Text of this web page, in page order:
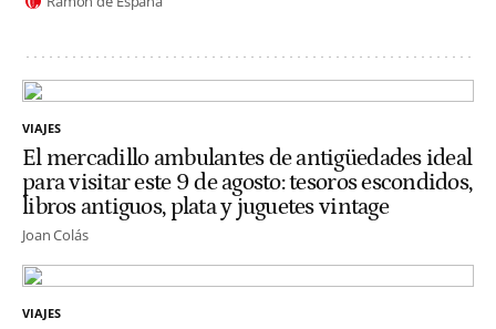
VIAJES
El mercadillo ambulantes de antigüedades ideal
para visitar este 9 de agosto: tesoros escondidos,
libros antiguos, plata y juguetes vintage
Joan Colás
VIAJES